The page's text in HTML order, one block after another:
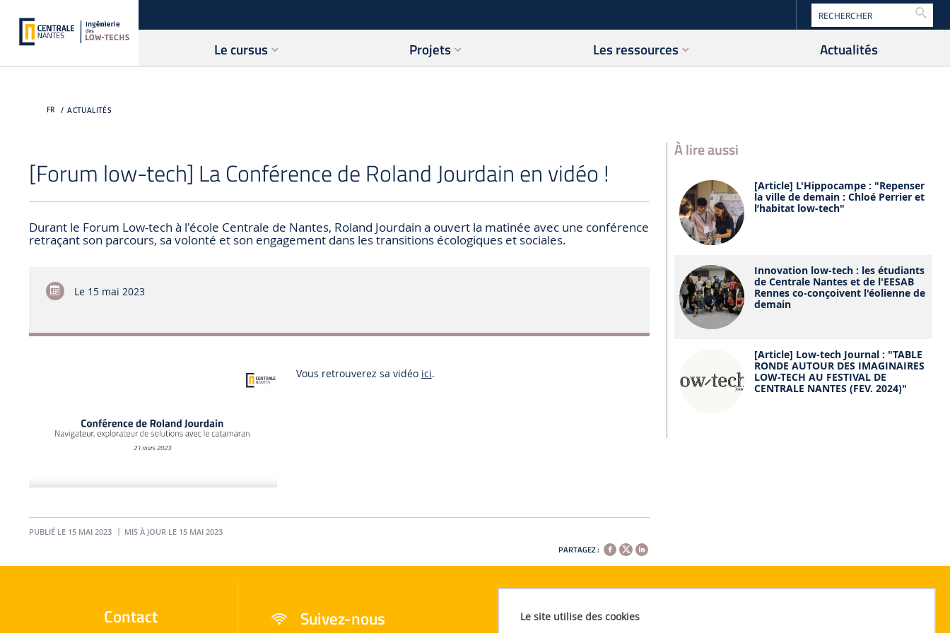
Le site utilise des cookies
Le cursus Projets Les ressources Actualités
FR ACTUALITÉS
[Forum low-tech] La Conférence de Roland Jourdain en vidéo !
Durant le Forum Low-tech à l'école Centrale de Nantes, Roland Jourdain a ouvert la matinée avec une conférence
retraçant son parcours, sa volonté et son engagement dans les transitions écologiques et sociales.
Le15 mai 2023
Vous retrouverez sa vidéo ici.
PUBLIÉ LE 15 MAI 2023 MIS À JOUR LE 15 MAI 2023
PARTAGEZ :
À lire aussi
[Article] L'Hippocampe : "Repenser
la ville de demain : Chloé Perrier et
l’habitat low-tech"
Innovation low-tech : les étudiants
de Centrale Nantes et de l'EESAB
Rennes co-conçoivent l'éolienne de
demain
[Article] Low-tech Journal : "TABLE
RONDE AUTOUR DES IMAGINAIRES
LOW-TECH AU FESTIVAL DE
CENTRALE NANTES (FEV. 2024)"
Contact Suivez-nous